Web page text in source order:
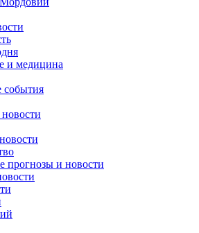
и медицина
прогнозы и новости